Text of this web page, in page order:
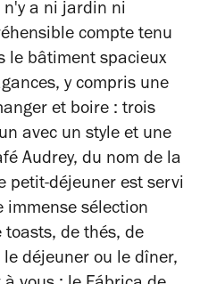
a ni jardin ni
compte tenu
le bâtiment spacieux
y compris une
et boire : trois
avec un style et une
Audrey, du nom de la
petit-déjeuner est servi
immense sélection
de thés, de
déjeuner ou le dîner,